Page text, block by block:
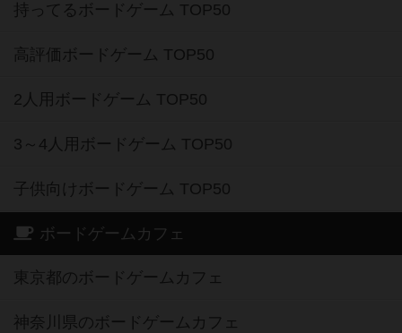
持ってるボードゲーム TOP50
高評価ボードゲーム TOP50
2人用ボードゲーム TOP50
3～4人用ボードゲーム TOP50
子供向けボードゲーム TOP50
ボードゲームカフェ
東京都のボードゲームカフェ
神奈川県のボードゲームカフェ